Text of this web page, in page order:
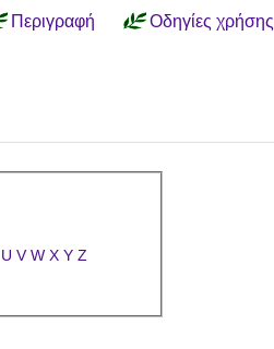
Περιγραφή Οδηγίες χρήσης
U V W X Y Z